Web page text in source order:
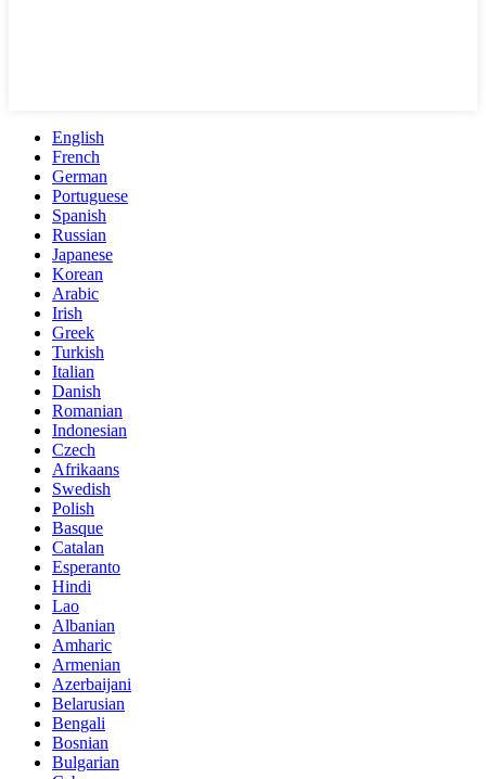
English
French
German
Portuguese
Spanish
Russian
Japanese
Korean
Arabic
Irish
Greek
Turkish
Italian
Danish
Romanian
Indonesian
Czech
Afrikaans
Swedish
Polish
Basque
Catalan
Esperanto
Hindi
Lao
Albanian
Amharic
Armenian
Azerbaijani
Belarusian
Bengali
Bosnian
Bulgarian